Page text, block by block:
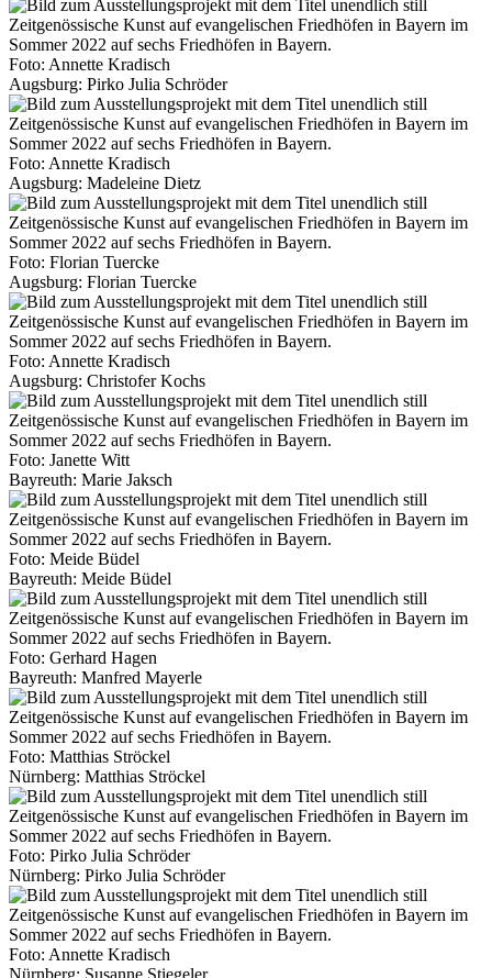
Foto: Annette Kradisch
Augsburg: Pirko Julia Schröder
Foto: Annette Kradisch
Augsburg: Madeleine Dietz
Foto: Florian Tuercke
Augsburg: Florian Tuercke
Foto: Annette Kradisch
Augsburg: Christofer Kochs
Foto: Janette Witt
Bayreuth: Marie Jaksch
Foto: Meide Büdel
Bayreuth: Meide Büdel
Foto: Gerhard Hagen
Bayreuth: Manfred Mayerle
Foto: Matthias Ströckel
Nürnberg: Matthias Ströckel
Foto: Pirko Julia Schröder
Nürnberg: Pirko Julia Schröder
Foto: Annette Kradisch
Nürnberg: Susanne Stiegeler